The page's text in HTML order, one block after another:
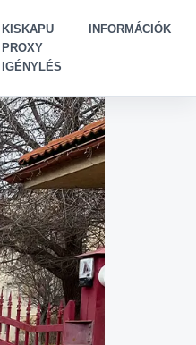
KISKAPU
PROXY
IGÉNYLÉS
INFORMÁCIÓK